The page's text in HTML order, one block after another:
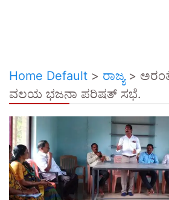
Home Default > ರಾಜ್ಯ>
ವಲಯ ಭಜನಾ ಪರಿಷತ್ ಸಭೆ.